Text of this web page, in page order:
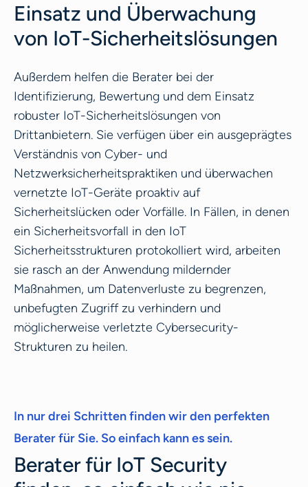
Einsatz und Überwachung
von IoT-Sicherheitslösungen
Außerdem helfen die Berater bei der
Identifizierung, Bewertung und dem Einsatz
robuster IoT-Sicherheitslösungen von
Drittanbietern. Sie verfügen über ein ausgeprägtes
Verständnis von Cyber- und
Netzwerksicherheitspraktiken und überwachen
vernetzte IoT-Geräte proaktiv auf
Sicherheitslücken oder Vorfälle. In Fällen, in denen
ein Sicherheitsvorfall in den IoT
Sicherheitsstrukturen protokolliert wird, arbeiten
sie rasch an der Anwendung mildernder
Maßnahmen, um Datenverluste zu begrenzen,
unbefugten Zugriff zu verhindern und
möglicherweise verletzte Cybersecurity-
Strukturen zu heilen.
In nur drei Schritten finden wir den perfekten
Berater für Sie. So einfach kann es sein.
Berater für IoT Security